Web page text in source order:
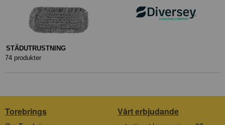
STÄDUTRUSTNING
74 produkter
Torebrings Vårt erbjudande